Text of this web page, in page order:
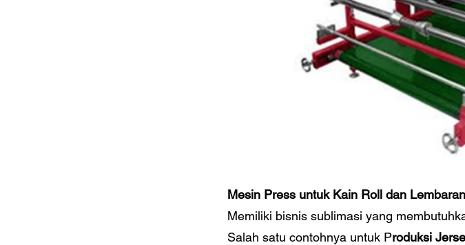
Mesin Press untuk Kain Roll dan Lembaran
Memiliki bisnis sublimasi yang
Salah satu contohnya untuk Produksi